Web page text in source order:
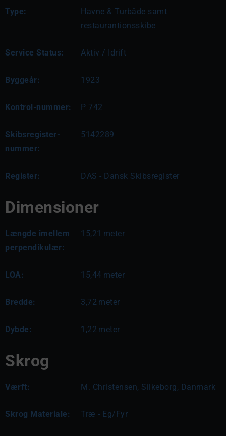
Type:
Havne & Turbåde samt
restaurantionsskibe
Service Status: Aktiv / Idrift
Byggeår: 1923
Kontrol-nummer: P 742
Skibsregister-
nummer:
5142289
Register: DAS - Dansk Skibsregister
Dimensioner
Længde imellem
perpendikulær:
15,21 meter
LOA: 15,44 meter
Bredde: 3,72 meter
Dybde: 1,22 meter
Skrog
Værft: M. Christensen, Silkeborg, Danmark
Skrog Materiale: Træ - Eg/Fyr